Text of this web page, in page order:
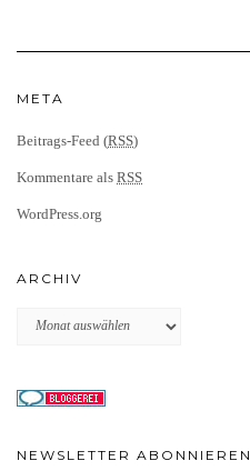
META
Beitrags-Feed (RSS)
Kommentare als RSS
WordPress.org
ARCHIV
Archiv
NEWSLETTER ABONNIEREN